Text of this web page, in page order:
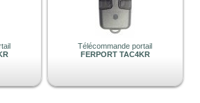
Télécommande portail
FERPORT TAC4KR